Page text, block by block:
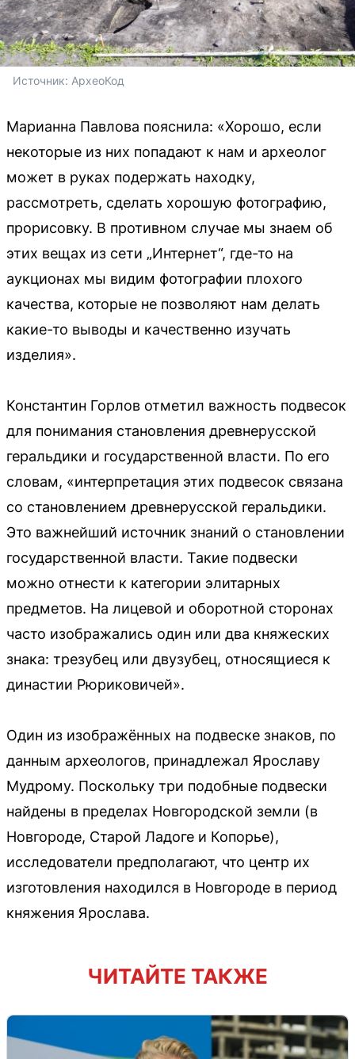
Источник: АрхеоКод
Марианна Павлова пояснила: «Хорошо, если
некоторые из них попадают к нам и археолог
может в руках подержать находку,
рассмотреть, сделать хорошую фотографию,
прорисовку. В противном случае мы знаем об
этих вещах из сети „Интернет“, где-то на
аукционах мы видим фотографии плохого
качества, которые не позволяют нам делать
какие-то выводы и качественно изучать
изделия».
Константин Горлов отметил важность подвесок
для понимания становления древнерусской
геральдики и государственной власти. По его
словам, «интерпретация этих подвесок связана
со становлением древнерусской геральдики.
Это важнейший источник знаний о становлении
государственной власти. Такие подвески
можно отнести к категории элитарных
предметов. На лицевой и оборотной сторонах
часто изображались один или два княжеских
знака: трезубец или двузубец, относящиеся к
династии Рюриковичей».
Один из изображённых на подвеске знаков, по
данным археологов, принадлежал Ярославу
Мудрому. Поскольку три подобные подвески
найдены в пределах Новгородской земли (в
Новгороде, Старой Ладоге и Копорье),
исследователи предполагают, что центр их
изготовления находился в Новгороде в период
княжения Ярослава.
ЧИТАЙТЕ ТАКЖЕ